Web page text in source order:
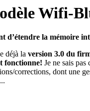
Wifi-
la mémoire
déjà la version 3.0 du
fonctionne! Je ne sais
corrections, dont une